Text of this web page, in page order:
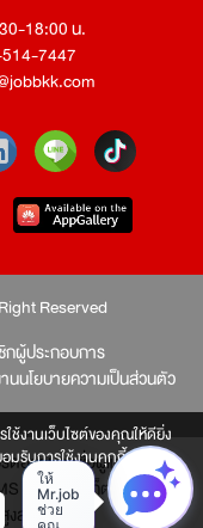
งานเว็บไซต์ของคุณให้ดียิ่ง
มรับการใช้งานคุกกี้
18:00 น.
7447
Reserved
กผู้ประกอบการ
นนโยบายความเป็นส่วนตัว
ดอย่าหลงเชื่อผู้แอบอ้าง และ
หรือทางใดก็ตาม จะถูก
งสุด